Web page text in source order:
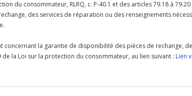
du consommateur, RLRQ, c. P-40.1 et des articles 79.18 à
des services de réparation ou des renseignements
la garantie de disponibilité des pièces de rechange,
la Loi sur la protection du consommateur, au lien suivant : Lien